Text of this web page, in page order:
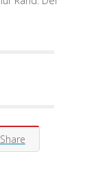
Share